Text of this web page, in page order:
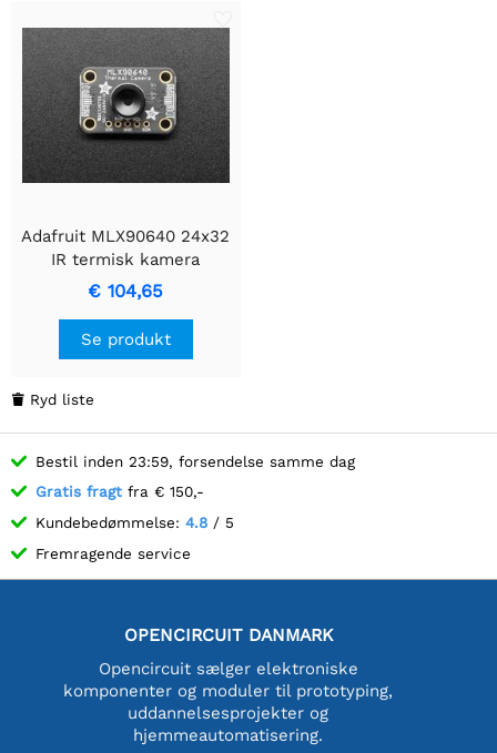
Adafruit MLX90640 24x32
IR termisk kamera
Breakout
€ 104,65
Se produkt
 Ryd liste
Bestil inden 23:59, forsendelse samme dag
Gratis fragt fra € 150,-
Kundebedømmelse: 4.8 / 5
Fremragende service
OPENCIRCUIT DANMARK
Opencircuit sælger elektroniske
komponenter og moduler til prototyping,
uddannelsesprojekter og
hjemmeautomatisering.